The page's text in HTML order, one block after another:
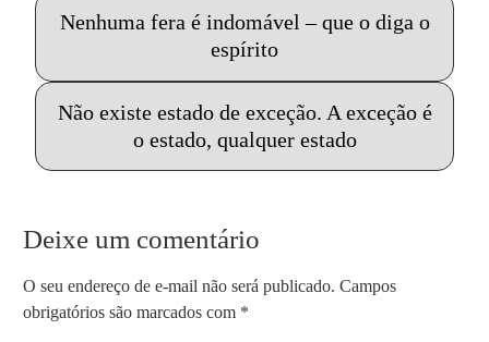
Nenhuma fera é indomável – que o diga o
espírito
Não existe estado de exceção. A exceção é
o estado, qualquer estado
Deixe um comentário
O seu endereço de e-mail não será publicado. Campos
obrigatórios são marcados com *